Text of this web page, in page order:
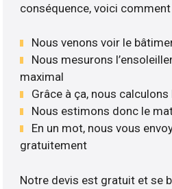
conséquence, voici
Nous venons voir le
Nous mesurons
maximal
Grâce à ça, nous calculons
Nous estimons donc le
En un mot, nous vous
gratuitement
Notre devis est gratuit et se